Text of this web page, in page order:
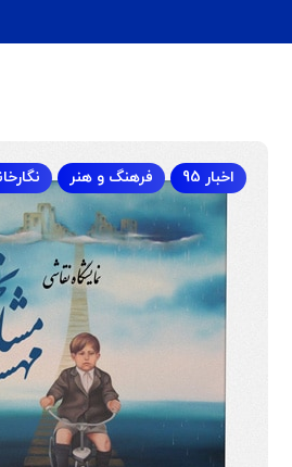
اخبار 95 فرهنگ و هنر